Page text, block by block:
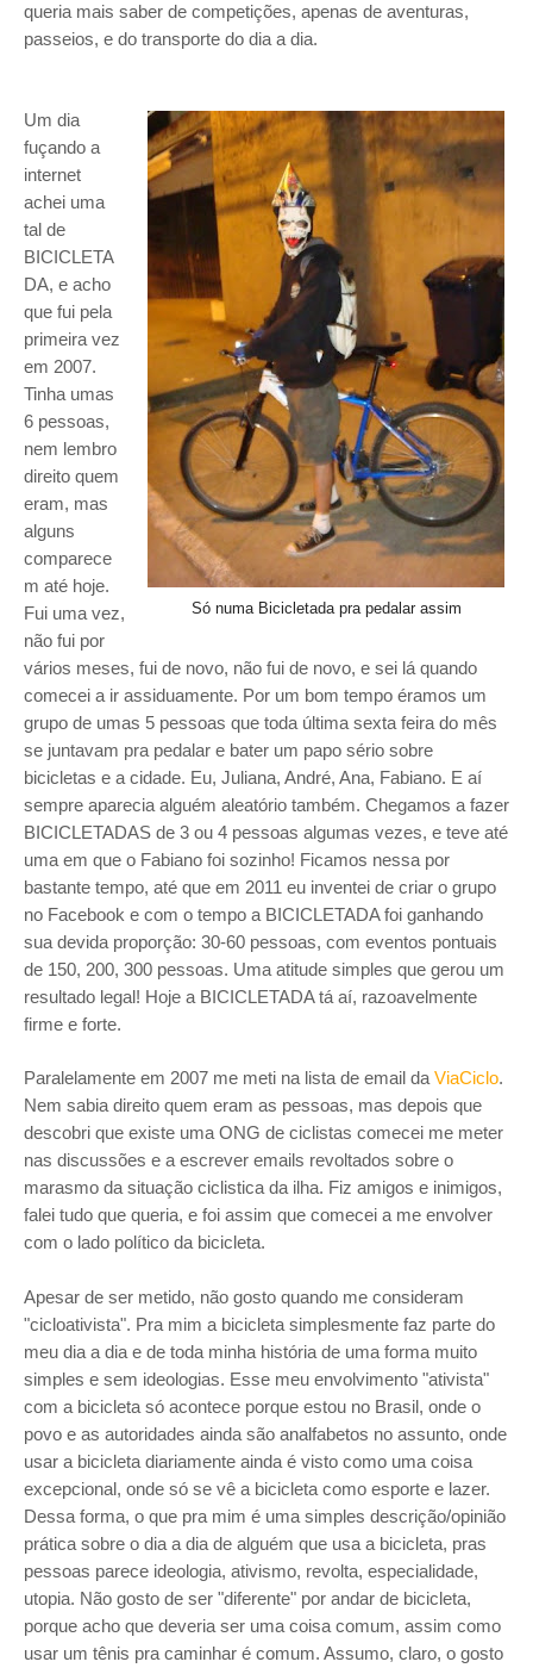
queria mais saber de competições, apenas de aventuras,
passeios, e do transporte do dia a dia.
Só numa Bicicletada pra pedalar assim
Um dia
fuçando a
internet
achei uma
tal de
BICICLETA
DA, e acho
que fui pela
primeira vez
em 2007.
Tinha umas
6 pessoas,
nem lembro
direito quem
eram, mas
alguns
comparece
m até hoje.
Fui uma vez,
não fui por
vários meses, fui de novo, não fui de novo, e sei lá quando
comecei a ir assiduamente. Por um bom tempo éramos um
grupo de umas 5 pessoas que toda última sexta feira do mês
se juntavam pra pedalar e bater um papo sério sobre
bicicletas e a cidade. Eu, Juliana, André, Ana, Fabiano. E aí
sempre aparecia alguém aleatório também. Chegamos a fazer
BICICLETADAS de 3 ou 4 pessoas algumas vezes, e teve até
uma em que o Fabiano foi sozinho! Ficamos nessa por
bastante tempo, até que em 2011 eu inventei de criar o grupo
no Facebook e com o tempo a BICICLETADA foi ganhando
sua devida proporção: 30-60 pessoas, com eventos pontuais
de 150, 200, 300 pessoas. Uma atitude simples que gerou um
resultado legal! Hoje a BICICLETADA tá aí, razoavelmente
firme e forte.
Paralelamente em 2007 me meti na lista de email da ViaCiclo.
Nem sabia direito quem eram as pessoas, mas depois que
descobri que existe uma ONG de ciclistas comecei me meter
nas discussões e a escrever emails revoltados sobre o
marasmo da situação ciclistica da ilha. Fiz amigos e inimigos,
falei tudo que queria, e foi assim que comecei a me envolver
com o lado político da bicicleta.
Apesar de ser metido, não gosto quando me consideram
"cicloativista". Pra mim a bicicleta simplesmente faz parte do
meu dia a dia e de toda minha história de uma forma muito
simples e sem ideologias. Esse meu envolvimento "ativista"
com a bicicleta só acontece porque estou no Brasil, onde o
povo e as autoridades ainda são analfabetos no assunto, onde
usar a bicicleta diariamente ainda é visto como uma coisa
excepcional, onde só se vê a bicicleta como esporte e lazer.
Dessa forma, o que pra mim é uma simples descrição/opinião
prática sobre o dia a dia de alguém que usa a bicicleta, pras
pessoas parece ideologia, ativismo, revolta, especialidade,
utopia. Não gosto de ser "diferente" por andar de bicicleta,
porque acho que deveria ser uma coisa comum, assim como
usar um tênis pra caminhar é comum. Assumo, claro, o gosto